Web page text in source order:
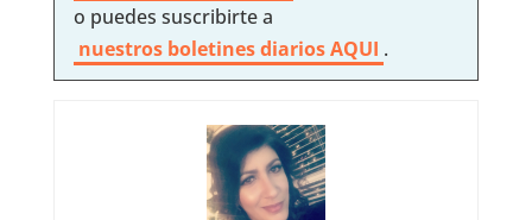
o puedes suscribirte a
nuestros boletines diarios AQUI .